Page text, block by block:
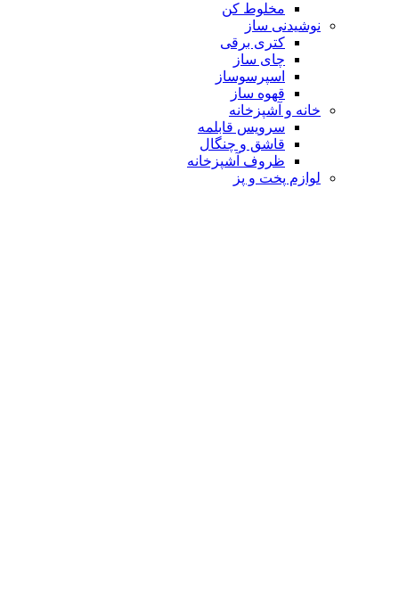
مخلوط کن
نوشیدنی ساز
کتری برقی
چای ساز
اسپرسوساز
قهوه ساز
خانه و آشپزخانه
سرویس قابلمه
قاشق و چنگال
ظروف آشپزخانه
لوازم پخت و پز